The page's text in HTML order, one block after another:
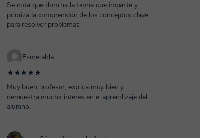
Se nota que domina la teoría que imparte y
prioriza la comprensión de los conceptos clave
para resolver problemas.
Esmeralda
★★★★★
Muy buen profesor, explica muy bien y
demuestra mucho interés en el aprendizaje del
alumno.